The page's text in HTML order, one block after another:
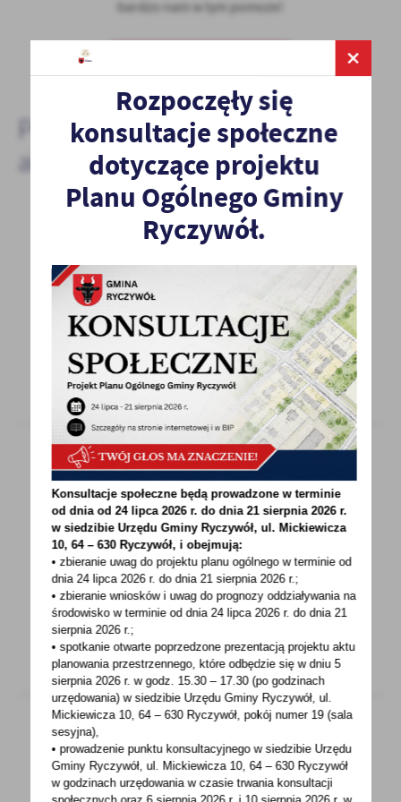
bardzo nam w tym pomoże!
Pozostałe
aktualności
Wykaz nieruchomości stanowiących własność
Gminy przeznaczonych do najmu
Wykaz znajduje się w załączniku poniżej.
21 - 04 - 2023
Światowy Dzień Ziemi 22 kwietnia
Już jutro przypada Światowy Dzień Ziemi.
Święto to obchodzone jest w naszym kraju od
wielu...
20 - 04 - 2023
Obwieszczenie o zakończeniu postępowania
Rozpoczęły się
konsultacje społeczne
dotyczące projektu
Planu Ogólnego Gminy
Ryczywół.
Konsultacje społeczne będą prowadzone w terminie
od dnia od 24 lipca 2026 r. do dnia 21 sierpnia 2026 r.
w siedzibie Urzędu Gminy Ryczywół, ul. Mickiewicza
10, 64 – 630 Ryczywół, i obejmują:
• zbieranie uwag do projektu planu ogólnego w terminie od
dnia 24 lipca 2026 r. do dnia 21 sierpnia 2026 r.;
• zbieranie wniosków i uwag do prognozy oddziaływania na
środowisko w terminie od dnia 24 lipca 2026 r. do dnia 21
sierpnia 2026 r.;
• spotkanie otwarte poprzedzone prezentacją projektu aktu
planowania przestrzennego, które odbędzie się w dniu 5
sierpnia 2026 r.w godz. 15.30 – 17.30 (po godzinach
urzędowania) w siedzibie Urzędu Gminy Ryczywół, ul.
Mickiewicza 10, 64 – 630 Ryczywół, pokójnumer 19 (sala
sesyjna),
• prowadzenie punktu konsultacyjnego w siedzibie Urzędu
Gminy Ryczywół, ul. Mickiewicza 10, 64 – 630 Ryczywół
w godzinachurzędowania w czasie trwania konsultacji